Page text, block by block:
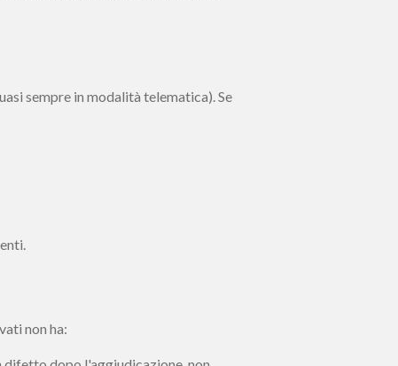
sempre in modalità telematica). Se
non ha: